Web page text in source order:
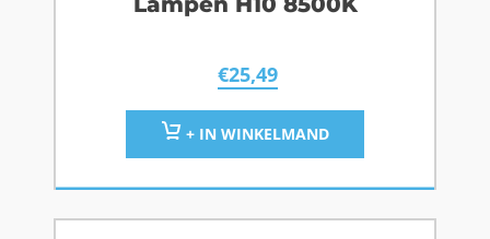
€25,49
+ IN WINKELMAND